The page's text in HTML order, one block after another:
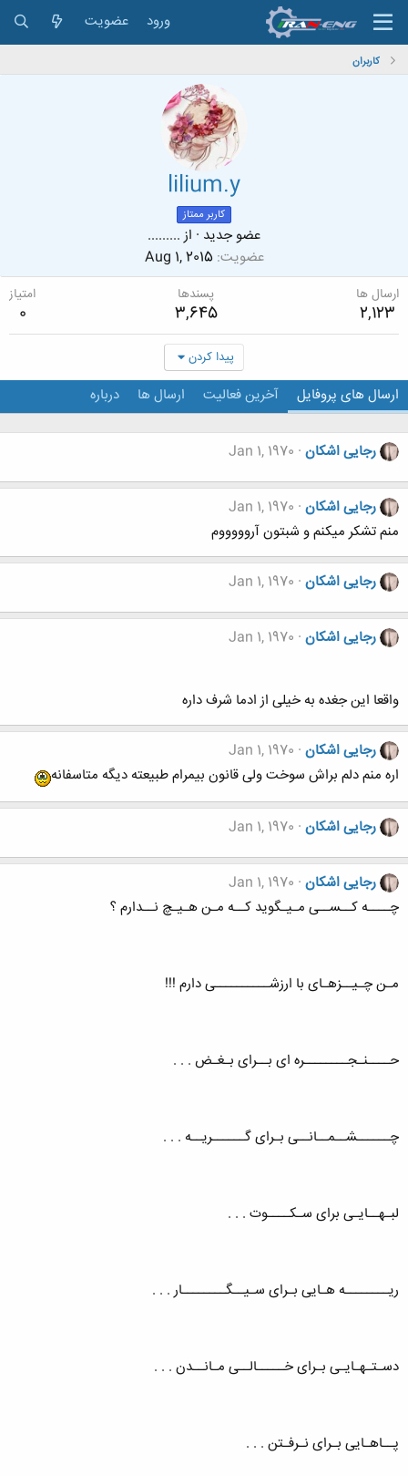
ورود عضویت
کاربران
lilium.y
کاربر ممتاز
عضو جدید · از .........
عضویت Aug 1, 2015
ارسال ها
2,123
پسندها
3,645
امتیاز
0
پیدا کردن
ارسال های پروفایل آخرین فعالیت ارسال ها درباره
رجایی اشکان Jan 1, 1970
رجایی اشکان Jan 1, 1970
منم تشکر میکنم و شبتون آروووووم
رجایی اشکان Jan 1, 1970
رجایی اشکان Jan 1, 1970
واقعا این جغده به خیلی از ادما شرف داره
رجایی اشکان Jan 1, 1970
اره منم دلم براش سوخت ولی قانون بیمرام طبیعته دیگه متاسفانه
رجایی اشکان Jan 1, 1970
رجایی اشکان Jan 1, 1970
چــــه کــســی مـیـگوید کــه مـن هـیـچ نــدارم ؟
مـن چـیــزهـای با ارزشــــــــــی دارم !!!
حــــنـجــــــــره ای بــرای بـغـض . . .
چــــــشــمــانــی بـرای گــــــریــه . . .
لبـهــایـی برای سـکــــوت . . .
ریــــــــه هـایی بـرای سـیــگــــــــار . . .
دسـتـهـایـی بـرای خـــــالــی مـانــدن . . .
پــاهـایی بـرای نـرفـتن . . .